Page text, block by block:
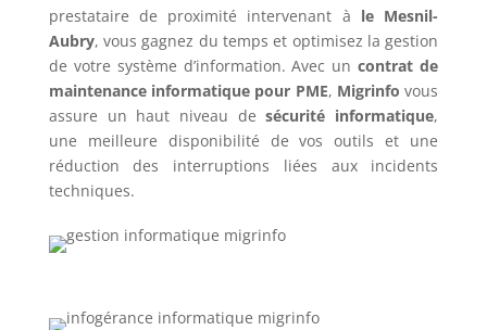
prestataire de proximité intervenant à le Mesnil-
Aubry, vous gagnez du temps et optimisez la gestion
de votre système d’information. Avec uncontrat de
maintenance informatique pour PME, Migrinfo vous
assure un haut niveau desécurité informatique,
une meilleure disponibilité de vos outils et une
réduction des interruptions liées aux incidents
techniques.